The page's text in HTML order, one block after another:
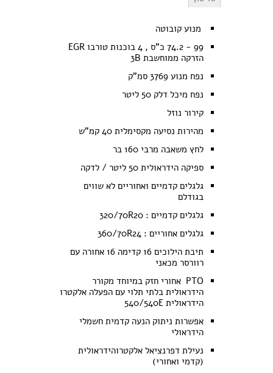
מנוע קובוטה
99 - 74.2 כ"ס , 4 בוכנות טורבו EGR
הזרקה ממוחשבת 3B
נפח מנוע 3769 סמ"ק
נפח מיכל דלק 50 ליטר
קירור נוזל
מהירות נסיעה מקסימלית 40 קמ"ש
לחץ משאבה מרבי 160 בר
ספיקה הידראולית 50 ליטר / לדקה
גלגלים קדמיים ואחוריים לא שווים
בגודלם
גלגלים קדמיים : 320/70R20
גלגלים אחוריים : 360/70R24
תיבת הילוכים 16 קדימה 16 אחורה עם
רוורסר מכאני
PTO אחורי חזק במיוחד מקורר
הידראולית בלתי תלוי עם הפעלה אלקטרו
הידראולית 540/540E
אפשרות ניתוק הנעה קדמית חשמלי
הידראולי
נעילת דפרנציאל אלקטרוהידראולית
(קדמי ואחורי)